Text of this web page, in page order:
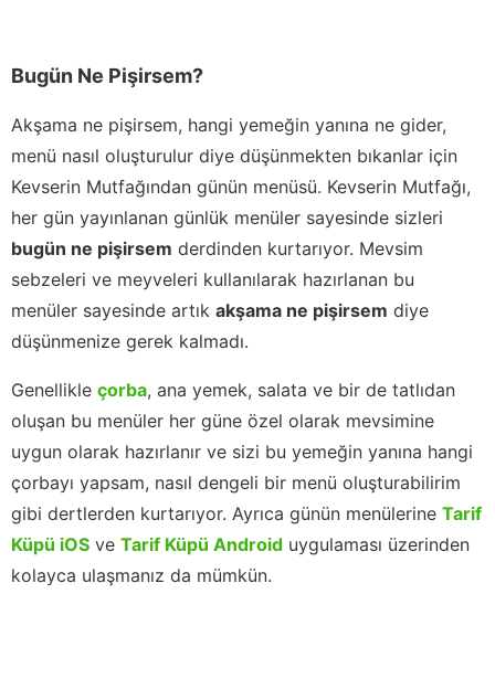
Bugün Ne Pişirsem?
Akşama ne pişirsem, hangi yemeğin yanına ne gider,
menü nasıl oluşturulur diye düşünmekten bıkanlar için
Kevserin Mutfağından günün menüsü. Kevserin Mutfağı,
her gün yayınlanan günlük menüler sayesinde sizleri
bugün ne pişirsem derdinden kurtarıyor. Mevsim
sebzeleri ve meyveleri kullanılarak hazırlanan bu
menüler sayesinde artık akşama ne pişirsem diye
düşünmenize gerek kalmadı.
Genellikle çorba, ana yemek, salata ve bir de tatlıdan
oluşan bu menüler her güne özel olarak mevsimine
uygun olarak hazırlanır ve sizi bu yemeğin yanına hangi
çorbayı yapsam, nasıl dengeli bir menü oluşturabilirim
gibi dertlerden kurtarıyor. Ayrıca günün menülerine Tarif
Küpü iOS ve Tarif Küpü Android uygulaması üzerinden
kolayca ulaşmanız da mümkün.